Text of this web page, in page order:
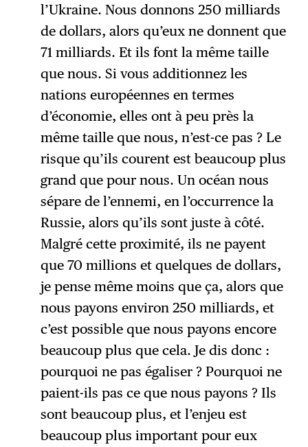
l’Ukraine. Nous donnons 250 milliards
de dollars, alors qu’eux ne donnent que
71 milliards. Et ils font la même taille
que nous. Si vous additionnez les
nations européennes en termes
d’économie, elles ont à peu près la
même taille que nous, n’est-ce pas ? Le
risque qu’ils courent est beaucoup plus
grand que pour nous. Un océan nous
sépare de l’ennemi, en l’occurrence la
Russie, alors qu’ils sont juste à côté.
Malgré cette proximité, ils ne payent
que 70 millions et quelques de dollars,
je pense même moins que ça, alors que
nous payons environ 250 milliards, et
c’est possible que nous payons encore
beaucoup plus que cela. Je dis donc :
pourquoi ne pas égaliser ? Pourquoi ne
paient-ils pas ce que nous payons ? Ils
sont beaucoup plus, et l’enjeu est
beaucoup plus important pour eux